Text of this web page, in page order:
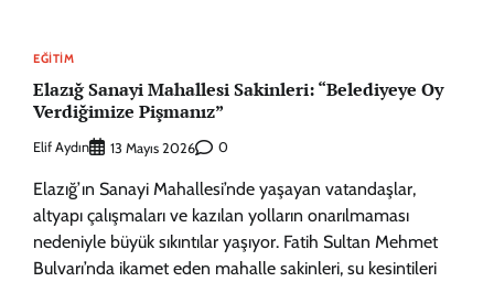
EĞITIM
Elazığ Sanayi Mahallesi Sakinleri: “Belediyeye Oy
Verdiğimize Pişmanız”
Elif Aydın 13 Mayıs 2026 0
Elazığ’ın Sanayi Mahallesi’nde yaşayan vatandaşlar,
altyapı çalışmaları ve kazılan yolların onarılmaması
nedeniyle büyük sıkıntılar yaşıyor. Fatih Sultan Mehmet
Bulvarı’nda ikamet eden mahalle sakinleri, su kesintileri